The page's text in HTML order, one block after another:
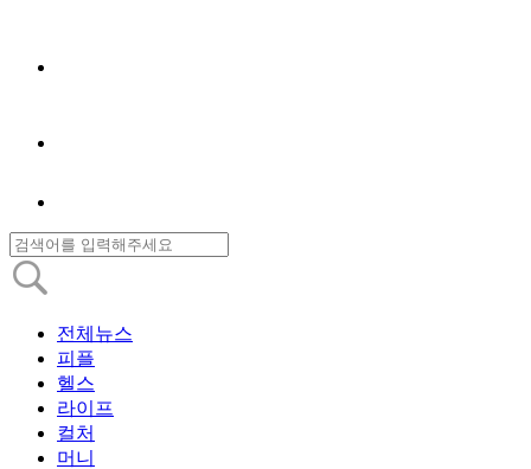
전체뉴스
피플
헬스
라이프
컬처
머니